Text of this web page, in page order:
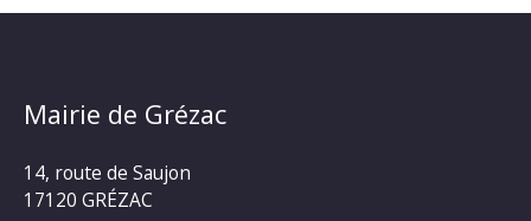
Mairie de Grézac
14, route de Saujon
17120 GRÉZAC